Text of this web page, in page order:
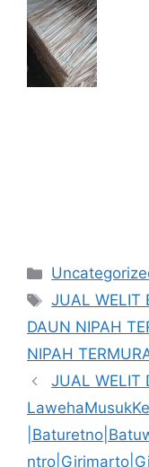
Kategori
Tag
JUAL WELIT
DAUN NIPAH
NIPAH
JUAL WELIT